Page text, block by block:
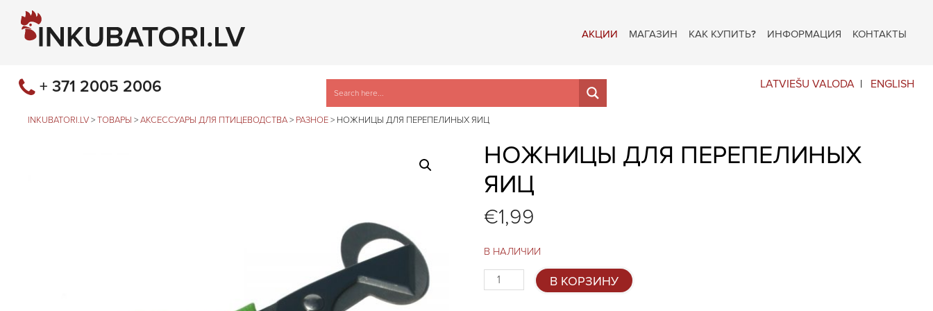
АКЦИИ МАГАЗИН КАК КУПИТЬ? ИНФОРМАЦИЯ КОНТАКТЫ
LATVIEŠU VALODA ENGLISH
+ 371 2005 2006
INKUBATORI.LV > ТОВАРЫ > АКСЕССУАРЫ ДЛЯ ПТИЦЕВОДСТВА > РАЗНОЕ > НОЖНИЦЫ ДЛЯ ПЕРЕПЕЛИНЫХ ЯИЦ
НОЖНИЦЫ ДЛЯ ПЕРЕПЕЛИНЫХ
ЯИЦ
€1,99
В НАЛИЧИИ
Количество
товара
В КОРЗИНУ